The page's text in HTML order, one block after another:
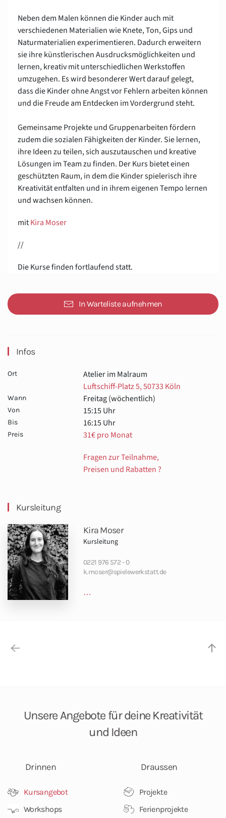
Neben dem Malen können die Kinder auch mit
verschiedenen Materialien wie Knete, Ton, Gips und
Naturmaterialien experimentieren. Dadurch erweitern
sie ihre künstlerischen Ausdrucksmöglichkeiten und
lernen, kreativ mit unterschiedlichen Werkstoffen
umzugehen. Es wird besonderer Wert darauf gelegt,
dass die Kinder ohne Angst vor Fehlern arbeiten können
und die Freude am Entdecken im Vordergrund steht.
Gemeinsame Projekte und Gruppenarbeiten fördern
zudem die sozialen Fähigkeiten der Kinder. Sie lernen,
ihre Ideen zu teilen, sich auszutauschen und kreative
Lösungen im Team zu finden. Der Kurs bietet einen
geschützten Raum, in dem die Kinder spielerisch ihre
Kreativität entfalten und in ihrem eigenen Tempo lernen
und wachsen können.
mitKira Moser
//
Die Kurse finden fortlaufend statt.
In Warteliste aufnehmen
Kursleitung
Kira Moser
Kursleitung
0221 976 572 - 0
k.moser@spielewerkstatt.de
…
Infos
Ort
Atelier im Malraum
Luftschiff-Platz 5, 50733 Köln
Wann Freitag (wöchentlich)
Von 15:15 Uhr
Bis 16:15 Uhr
Preis
31€ pro Monat
Fragen zur Teilnahme,
Preisen und Rabatten ?
Unsere Angebote für deine Kreativität
und Ideen
Drinnen
Kursangebot
Workshops
Draussen
Projekte
Ferienprojekte